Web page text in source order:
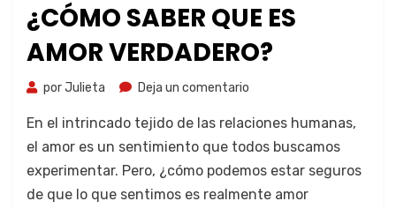
¿CÓMO SABER QUE ES
AMOR VERDADERO?
porJulieta Deja un comentario
En el intrincado tejido de las relaciones humanas,
el amor es un sentimiento que todos buscamos
experimentar. Pero, ¿cómo podemos estar seguros
de que lo que sentimos es realmente amor